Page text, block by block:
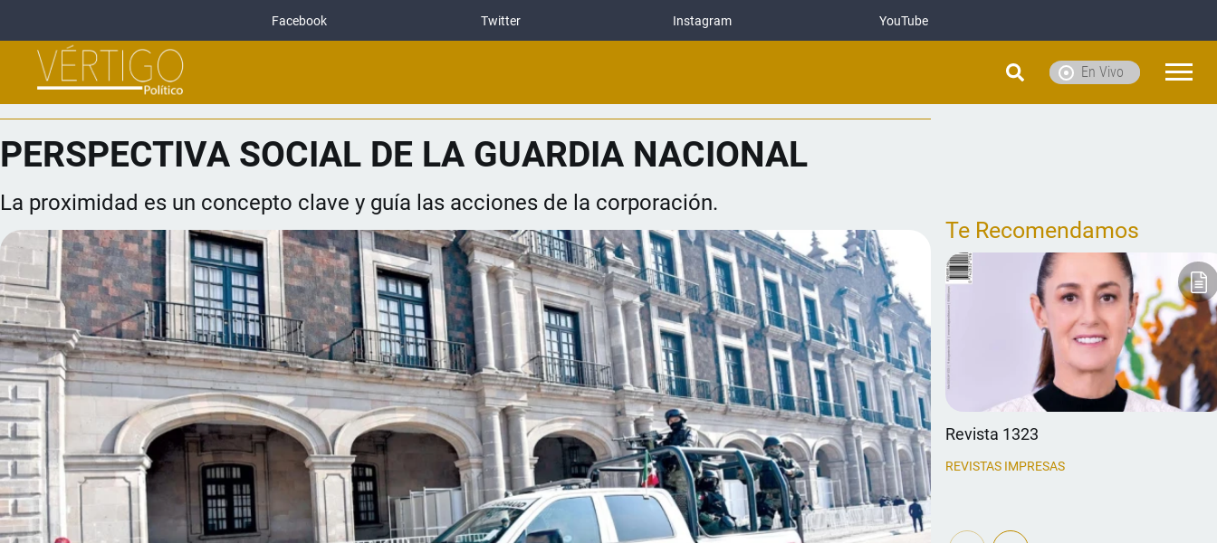
Facebook Twitter Instagram YouTube
En Vivo
PERSPECTIVA SOCIAL DE LA GUARDIA NACIONAL
La proximidad es un concepto clave y guía las acciones de la corporación.
Te Recomendamos
Revista 1323
REVISTAS IMPRESAS